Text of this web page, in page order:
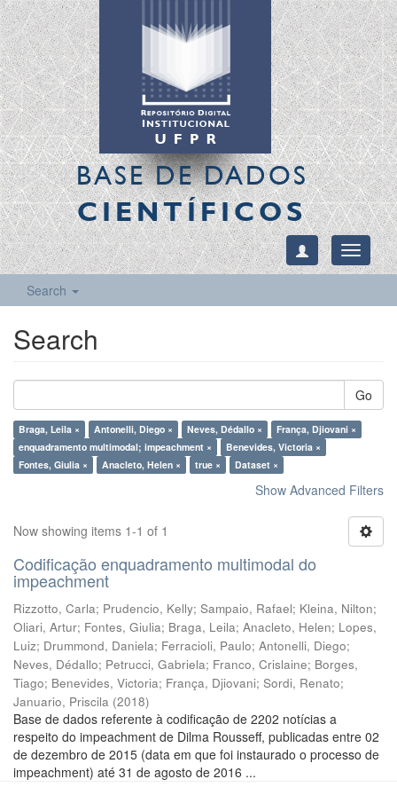
BASE DE DADOS
CIENTÍFICOS
Toggle
Search
Search
Go
Braga, Leila × Antonelli, Diego × Neves, Dédallo ×
França, Djiovani ×
enquadramento multimodal; impeachment ×
Benevides, Victoria ×
Fontes, Giulia ×
Anacleto, Helen × true × Dataset ×
Show Advanced Filters
Now showing items 1-1 of 1
Codificação enquadramento multimodal do
impeachment
Rizzotto, Carla; Prudencio, Kelly; Sampaio, Rafael; Kleina, Nilton;
Oliari, Artur; Fontes, Giulia; Braga, Leila; Anacleto, Helen; Lopes,
Luiz; Drummond, Daniela; Ferracioli, Paulo; Antonelli, Diego;
Neves, Dédallo; Petrucci, Gabriela; Franco, Crislaine; Borges,
Tiago; Benevides, Victoria; França, Djiovani; Sordi, Renato;
Januario, Priscila (2018)
Base de dados referente à codificação de 2202 notícias a
respeito do impeachment de Dilma Rousseff, publicadas entre 02
de dezembro de 2015 (data em que foi instaurado o processo de
impeachment) até 31 de agosto de 2016 ...